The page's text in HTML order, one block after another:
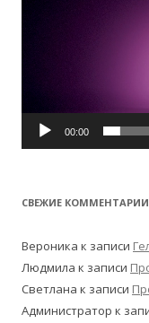
00:00
СВЕЖИЕ КОММЕНТАРИИ
Вероника к записи
Людмила к записи
Светлана к записи
Администратор к